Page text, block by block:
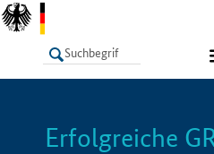
LISTE
Erfolgreiche